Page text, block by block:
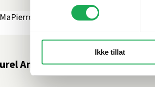
Ikke tillat
Ancienne 60x60 Flis
+1 farge